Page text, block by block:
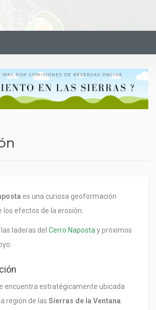
es una curiosa geoformación
efectos de la erosión.
laderas del Cerro Naposta y próximos
encuentra estratégicamente ubicada
región de las Sierras de la Ventana